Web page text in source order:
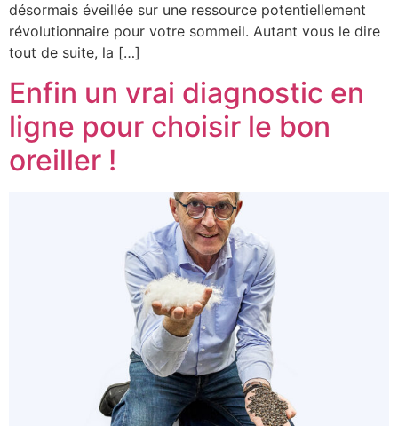
désormais éveillée sur une ressource potentiellement
révolutionnaire pour votre sommeil. Autant vous le dire
tout de suite, la […]
Enfin un vrai diagnostic en
ligne pour choisir le bon
oreiller !